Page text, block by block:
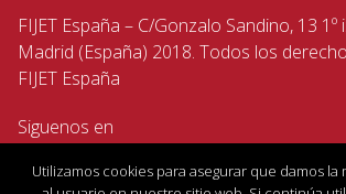
FIJET España – C/Gonzalo Sandino, 13
Madrid (España) 2018. Todos los
FIJET España
Siguenos en
Utilizamos cookies para asegurar que damos